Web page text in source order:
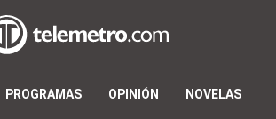
PROGRAMAS OPINIÓN NOVELAS